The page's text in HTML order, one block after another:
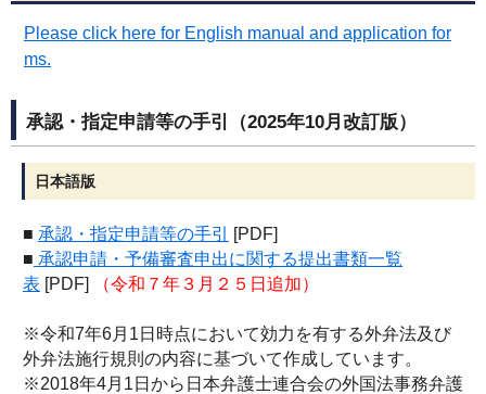
Please click here for English manual and application for
ms.
承認・指定申請等の手引（2025年10月改訂版）
日本語版
■ 承認・指定申請等の手引
[PDF]
■ 承認申請・予備審査申出に関する提出書類一覧
表 [PDF] （令和７年３月２５日追加）
※令和7年6月1日時点において効力を有する外弁法及び
外弁法施行規則の内容に基づいて作成しています。
※2018年4月1日から日本弁護士連合会の外国法事務弁護